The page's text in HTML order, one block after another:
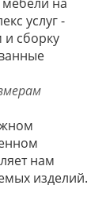
услуг -
и сборку
нам
изделий.